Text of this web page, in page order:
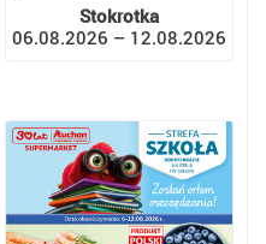
Stokrotka
06.08.2026 – 12.08.2026